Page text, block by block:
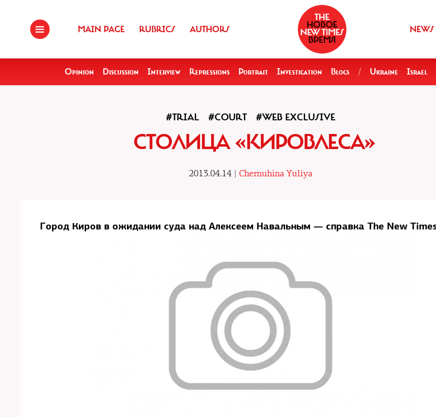
MAIN PAGE RUBRICS AUTHORS NEWS
Opinion Discussion Interview Repressions Portrait Investigation Blogs / Ukraine Israel
#TRIAL #COURT #WEB EXCLUSIVE
СТОЛИЦА «КИРОВЛЕСА»
2013.04.14 | Chernuhina Yuliya
Город Киров в ожидании суда над Алексеем Навальным — справка The New